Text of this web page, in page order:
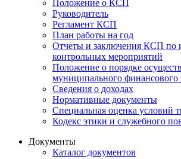
Положение о КСП
Руководитель
Регламент КСП
План работы на год
Отчеты и заключения КСП по
контрольных мероприятий
Положение о порядке
муниципального финансового
Сведения о доходах
Нормативные документы
Специальная оценка условий
Кодекс этики и служебного
Документы
Каталог документов